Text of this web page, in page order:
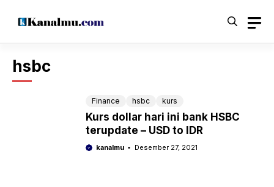
hsbc
Finance hsbc kurs
Kurs dollar hari ini bank HSBC
terupdate – USD to IDR
kanalmu Desember 27, 2021